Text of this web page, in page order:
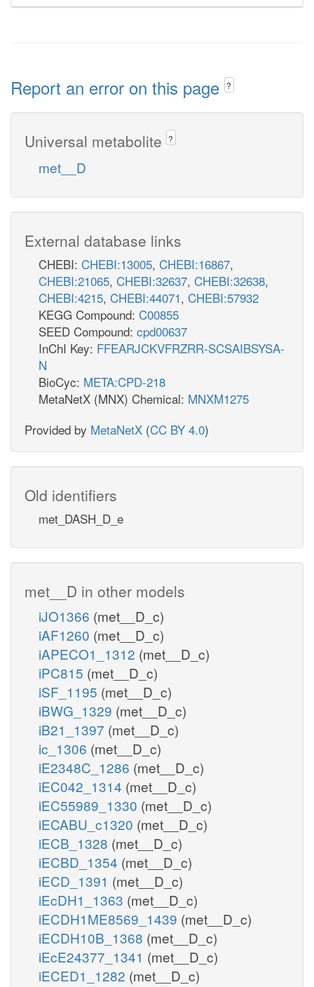
Report an error on this page ?
Universal metabolite ?
met__D
External database links
CHEBI: CHEBI:13005, CHEBI:16867,
CHEBI:21065, CHEBI:32637, CHEBI:32638,
CHEBI:4215, CHEBI:44071, CHEBI:57932
KEGG Compound: C00855
SEED Compound: cpd00637
InChI Key: FFEARJCKVFRZRR-SCSAIBSYSA-
N
BioCyc: META:CPD-218
MetaNetX (MNX) Chemical: MNXM1275
Provided by MetaNetX (CC BY 4.0)
Old identifiers
met_DASH_D_e
met__D in other models
iJO1366 (met__D_c)
iAF1260 (met__D_c)
iAPECO1_1312 (met__D_c)
iPC815 (met__D_c)
iSF_1195 (met__D_c)
iBWG_1329 (met__D_c)
iB21_1397 (met__D_c)
ic_1306 (met__D_c)
iE2348C_1286 (met__D_c)
iEC042_1314 (met__D_c)
iEC55989_1330 (met__D_c)
iECABU_c1320 (met__D_c)
iECB_1328 (met__D_c)
iECBD_1354 (met__D_c)
iECD_1391 (met__D_c)
iEcDH1_1363 (met__D_c)
iECDH1ME8569_1439 (met__D_c)
iECDH10B_1368 (met__D_c)
iEcE24377_1341 (met__D_c)
iECED1_1282 (met__D_c)